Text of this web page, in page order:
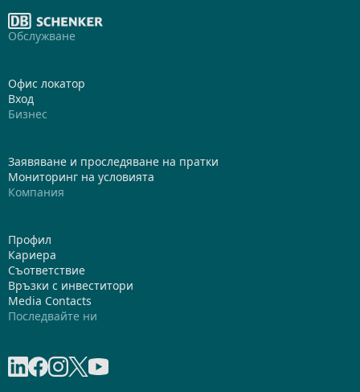
Обслужване
Офис локатор
Вход
Бизнес
Заявяване и проследяване на пратки
Мониторинг на условията
Компания
Профил
Кариера
Съответствие
Връзки с инвеститори
Media Contacts
Последвайте ни